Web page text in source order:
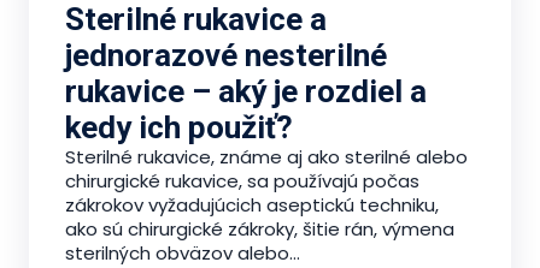
Sterilné rukavice a
jednorazové nesterilné
rukavice – aký je rozdiel a
kedy ich použiť?
Sterilné rukavice, známe aj ako sterilné alebo
chirurgické rukavice, sa používajú počas
zákrokov vyžadujúcich aseptickú techniku,
ako sú chirurgické zákroky, šitie rán, výmena
sterilných obväzov alebo...